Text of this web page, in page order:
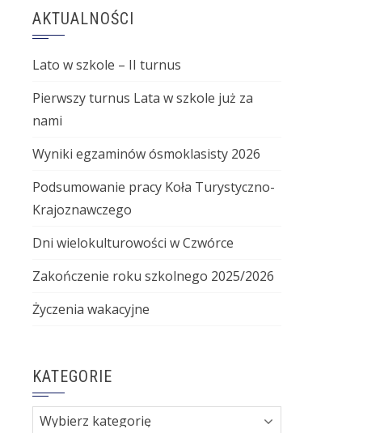
AKTUALNOŚCI
Lato w szkole – II turnus
Pierwszy turnus Lata w szkole już za
nami
Wyniki egzaminów ósmoklasisty 2026
Podsumowanie pracy Koła Turystyczno-
Krajoznawczego
Dni wielokulturowości w Czwórce
Zakończenie roku szkolnego 2025/2026
Życzenia wakacyjne
KATEGORIE
Kategorie